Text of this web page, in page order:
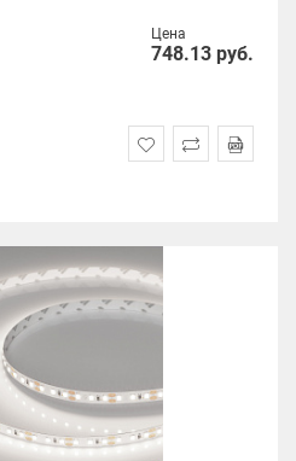
Цена
748.13 руб.